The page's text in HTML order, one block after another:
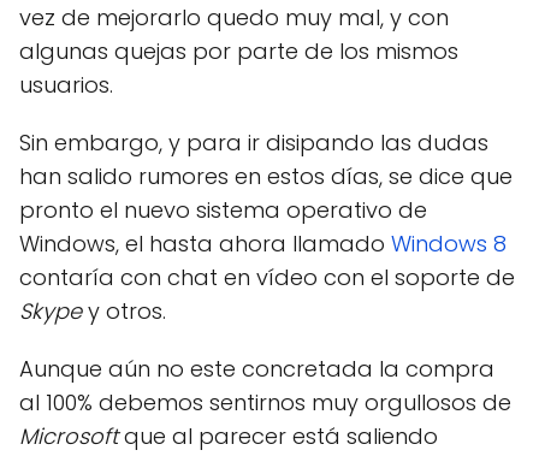
vez de mejorarlo quedo muy mal, y con
algunas quejas por parte de los mismos
usuarios.
Sin embargo, y para ir disipando las dudas
han salido rumores en estos días, se dice que
pronto el nuevo sistema operativo de
Windows, el hasta ahora llamado Windows 8
contaría con chat en vídeo con el soporte de
Skypey otros.
Aunque aún no este concretada la compra
al 100% debemos sentirnos muy orgullosos de
Microsoftque al parecer está saliendo